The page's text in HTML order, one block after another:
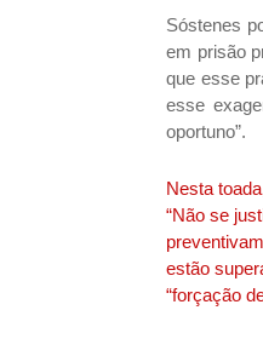
Sóstenes
em prisão
que esse
esse
oportuno”.
Nesta
“Não se
estão
“forçação